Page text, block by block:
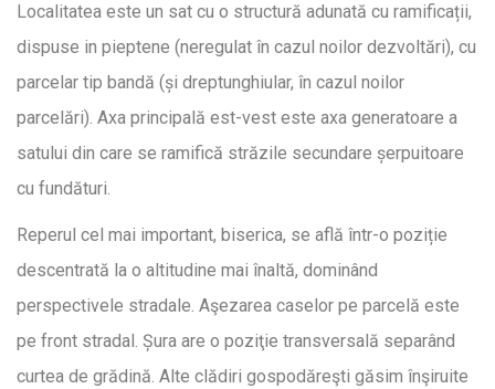
Localitatea este un sat cu o structură adunată cu ramificații,
dispuse in pieptene (neregulat în cazul noilor dezvoltări), cu
parcelar tip bandă (și dreptunghiular, în cazul noilor
parcelări). Axa principală est-vest este axa generatoare a
satului din care se ramifică străzile secundare șerpuitoare
cu fundături.
Reperul cel mai important, biserica, se află într-o poziție
descentrată la o altitudine mai înaltă, dominând
perspectivele stradale. Aşezarea caselor pe parcelă este
pe front stradal. Șura are o poziţie transversală separând
curtea de grădină. Alte clădiri gospodăreşti găsim înşiruite